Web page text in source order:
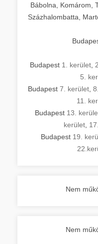
Bábolna, Komárom,
Százhalombatta,
Budapest 1. kerület
5.
Budapest 7. kerület
11.
Budapest 13.
kerület,
Budapest 19.
Nem
Nem